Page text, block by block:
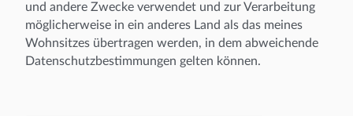
und andere Zwecke verwendet und zur Verarbeitung
möglicherweise in ein anderes Land als das meines
Wohnsitzes übertragen werden, in dem abweichende
Datenschutzbestimmungen gelten können.